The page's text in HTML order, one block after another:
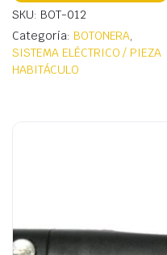
SKU: BOT-012
Categoría: BOTONERA
SISTEMA ELÉCTRICO / PIEZA
HABITÁCULO